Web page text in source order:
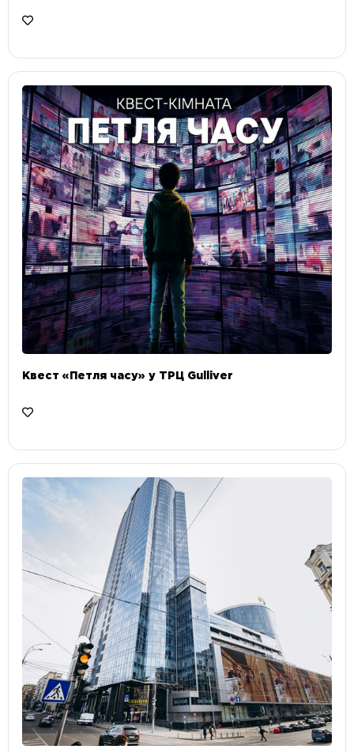
Квест «Петля часу» у ТРЦ Gulliver